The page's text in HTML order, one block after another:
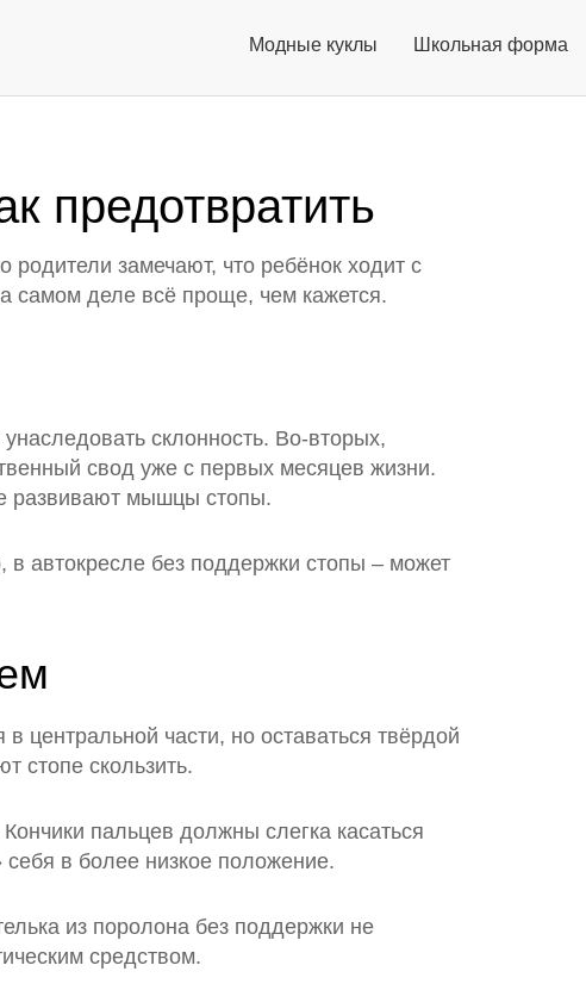
Модные куклы Школьная форма
предотвратить
родители замечают, что ребёнок ходит с
самом деле всё проще, чем кажется.
склонность. Во‑вторых,
свод уже с первых месяцев жизни.
развивают мышцы стопы.
автокресле без поддержки стопы – может
центральной части, но оставаться твёрдой
стопе скользить.
пальцев должны слегка касаться
себя в более низкое положение.
из поролона без поддержки не
средством.